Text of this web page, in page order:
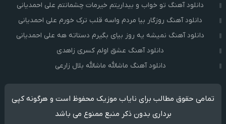
دانلود آهنگ تو خواب و بیداریتم خیرمات چشمانتم علی احمدیانی
دانلود آهنگ روزگار بیا مردم واسه قلب ترک خورم علی احمدیانی
دانلود آهنگ نمیشه یه روز بیای بگیرم دستاته هه علی احمدیانی
دانلود آهنگ عشق اولم کسری زاهدی
دانلود آهنگ ماشالله ماشالله بلال زارعی
تمامی حقوق مطالب برای نایاب موزیک محفوظ است و هرگونه کپی
برداری بدون ذکر منبع ممنوع می باشد